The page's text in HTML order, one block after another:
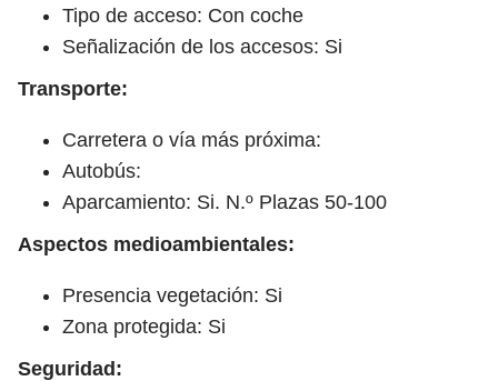
Tipo de acceso: Con coche
Señalización de los accesos: Si
Transporte:
Carretera o vía más próxima:
Autobús:
Aparcamiento: Si. N.º Plazas 50-100
Aspectos medioambientales:
Presencia vegetación: Si
Zona protegida: Si
Seguridad: